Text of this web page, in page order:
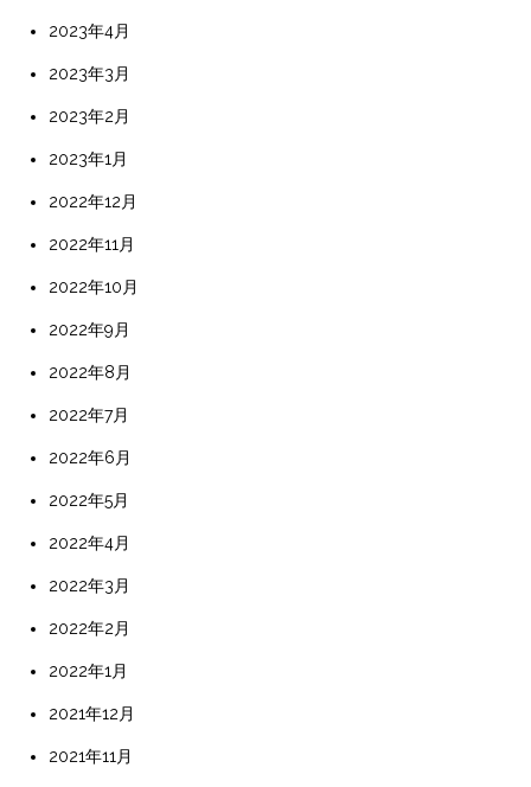
2023年4月
2023年3月
2023年2月
2023年1月
2022年12月
2022年11月
2022年10月
2022年9月
2022年8月
2022年7月
2022年6月
2022年5月
2022年4月
2022年3月
2022年2月
2022年1月
2021年12月
2021年11月